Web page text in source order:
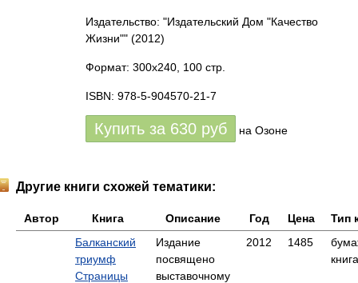
Издательство: "Издательский Дом "Качество
Жизни"" (2012)
Формат: 300x240, 100 стр.
ISBN: 978-5-904570-21-7
Купить за 630 руб на Озоне
Другие книги схожей тематики:
Автор Книга Описание Год Цена
Тип
Балканский
триумф
Страницы
Издание
посвящено
выставочному
2012 1485
книга